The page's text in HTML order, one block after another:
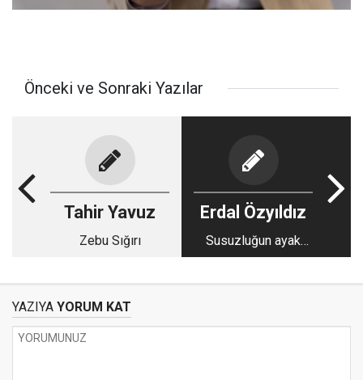
Önceki ve Sonraki Yazılar
Tahir Yavuz
Zebu Sığırı
Erdal Özyıldız
Susuzluğun ayak
sesleri
YAZIYA YORUM KAT